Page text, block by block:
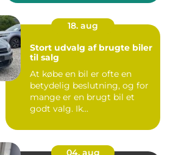
18. aug
Stort udvalg af brugte biler
til salg
At købe en bil er ofte en
betydelig beslutning, og for
mange er en brugt bil et
godt valg. Ik...
04. aug